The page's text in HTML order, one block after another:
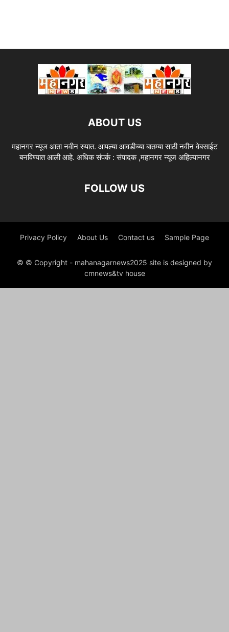
ABOUT US
महानगर न्यूज आता नवीन रुपात. आपल्या आवडीच्या बातम्या साठी नवीन वेबसाईट
बनविण्यात आली आहे. अधिक संपर्क : संपादक ,महानगर न्यूज अहिल्यानगर
FOLLOW US
Privacy Policy About Us Contact us Sample Page
© © Copyright - mahanagarnews2025 site is designed by
cmnews&tv house